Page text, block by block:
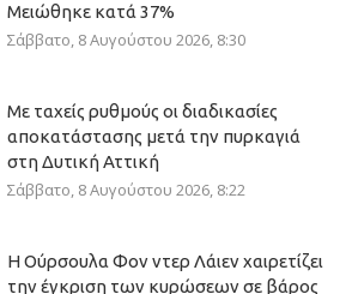
Μειώθηκε κατά 37%
Σάββατο, 8 Αυγούστου 2026, 8:30
Με ταχείς ρυθμούς οι διαδικασίες
αποκατάστασης μετά την πυρκαγιά
στη Δυτική Αττική
Σάββατο, 8 Αυγούστου 2026, 8:22
Η Ούρσουλα Φον ντερ Λάιεν χαιρετίζει
την έγκριση των κυρώσεων σε βάρος